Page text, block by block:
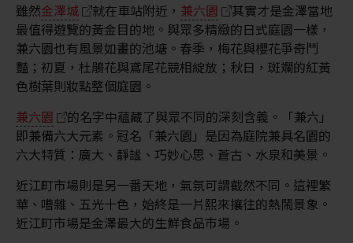
雖然金澤城 就在車站附近， 兼六園
其實才是金澤當地
最值得遊覽的黃金目的地。與眾多精緻的日式庭園一樣，
兼六園也有風景如畫的池塘。春季，梅花與櫻花爭奇鬥
豔；初夏，杜鵑花與鳶尾花競相綻放；秋日，斑斕的紅黃
色樹葉則妝點整個庭園。
兼六園
的名字中蘊藏了與眾不同的深刻含義。「兼六」
即兼備六大元素。冠名「兼六園」是因為庭院兼具名園的
六大特質：廣大、靜謐、巧妙心思、蒼古、水泉和美景。
近江町市場則是另一番天地，氣氛可謂截然不同。這裡繁
華、嘈雜、五光十色，始終是一片熙來攘往的熱鬧景象。
近江町市場是金澤最大的生鮮食品市場。